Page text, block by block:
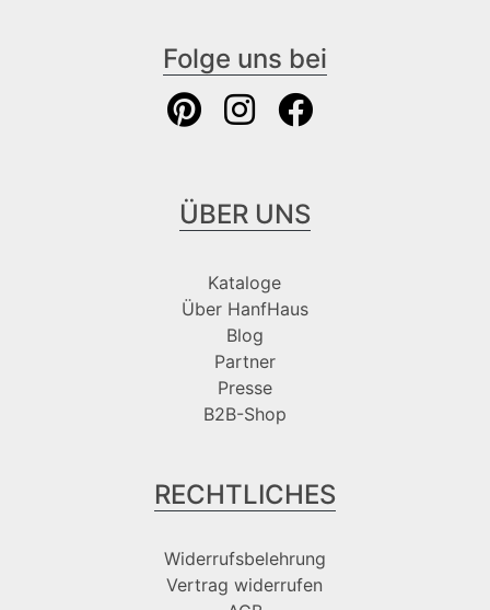
Folge uns bei
ÜBER UNS
Kataloge
Über HanfHaus
Blog
Partner
Presse
B2B-Shop
RECHTLICHES
Widerrufsbelehrung
Vertrag widerrufen